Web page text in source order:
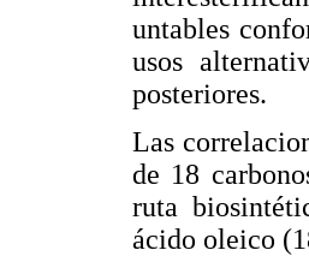
untables
usos
posteriores.
Las
de 18
ruta
ácido oleico